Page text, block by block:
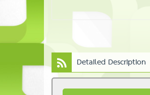
Detailed Description